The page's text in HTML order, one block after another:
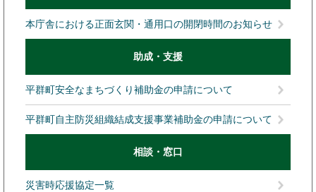
本庁舎における正面玄関・通用口の開閉時間のお知らせ
助成・支援
平群町安全なまちづくり補助金の申請について
平群町自主防災組織結成支援事業補助金の申請について
相談・窓口
災害時応援協定一覧